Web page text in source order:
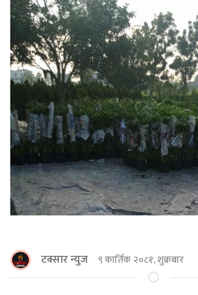
टक्सार न्युज ९ कार्तिक २०८१, शुक्रबार